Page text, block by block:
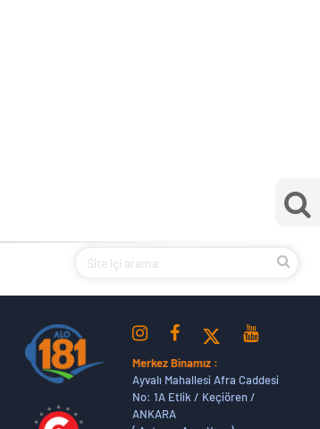
Merkez Binamız :
Ayvalı Mahallesi Afra Caddesi
No: 1A Etlik / Keçiören /
ANKARA